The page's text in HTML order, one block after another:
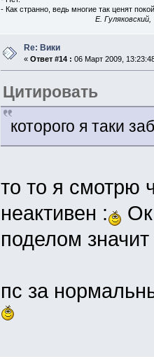
- Как странно, ведь многие так ценят
E.
Re: Вики
« Ответ #14 : 06 Март 2009,
Цитировать
которого я таки
то то я смотрю
неактивен :
поделом
пс за